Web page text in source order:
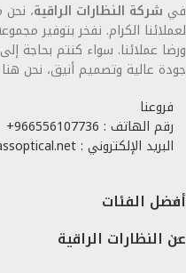
في شركة النظارات الراقية،
لعملائنا الكرام. نفخر بتوفير
ورضا عملائنا. سواء كنتم بحاجة
جودة عالية وتصميم أنيق، نحن
فروعنا
رقم الهاتف : 966556107736+
البريد الإلكتروني : Info@classoptical.net
أفضل الفئات
عن النظارات الراقية